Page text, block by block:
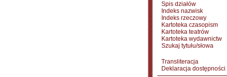
Spis działów
Indeks nazwisk
Indeks rzeczowy
Kartoteka czasopism
Kartoteka teatrów
Kartoteka wydawnictw
Szukaj tytułu/słowa
Transliteracja
Deklaracja dostępności